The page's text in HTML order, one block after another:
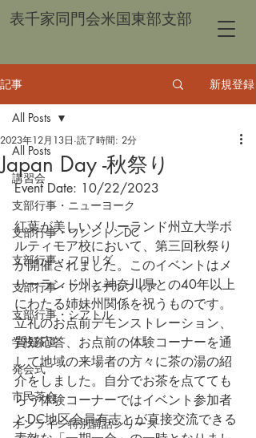
表千家同門会米国東部支部
記事 新規登録
All Posts
講習会
支部行事・ニューヨーク
支部行事・ワシントンDC
支部行事・フロリダ
支部行事・フィラデルフィア
支部行事・シアトル
学校茶道
発会式
市民茶会
オンライン特別講話シリーズ
All Posts
Japan Day -秋祭り
2023年12月13日 読了時間: 2分
Event Date: 10/22/2023
紅葉が美しいメリーランド州立大学ボ
ルティモア校において、第三回秋祭り
が開催されました。このイベントはメ
リーランド州と神奈川県との40年以上
にわたる姉妹州関係を祝うものです。
立礼のお点前デモンストレーション、
質疑応答、お点前の体験コーナーを通
して地域の来場者の方々に茶の湯の紹
介をしました。自分でお茶を点てても
らう体験コーナーではイベント参加者
とDC地区会員有志とが直接交流できる